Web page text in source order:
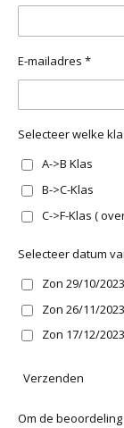
E-mailadres *
Selecteer welke
A->B Klas
B->C-Klas
C->F-Klas (
Selecteer datum
Zon 29/10/2023
Zon 26/11/2023
Zon 17/12/2023
Verzenden
Om de